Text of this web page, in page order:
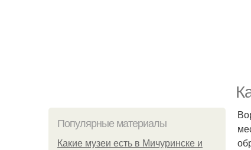
Популярные материалы
Какие музеи есть в Мичуринске и